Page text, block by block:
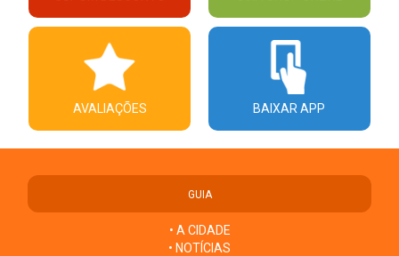
AVALIAÇÕES BAIXAR APP
GUIA
• A CIDADE
• NOTÍCIAS